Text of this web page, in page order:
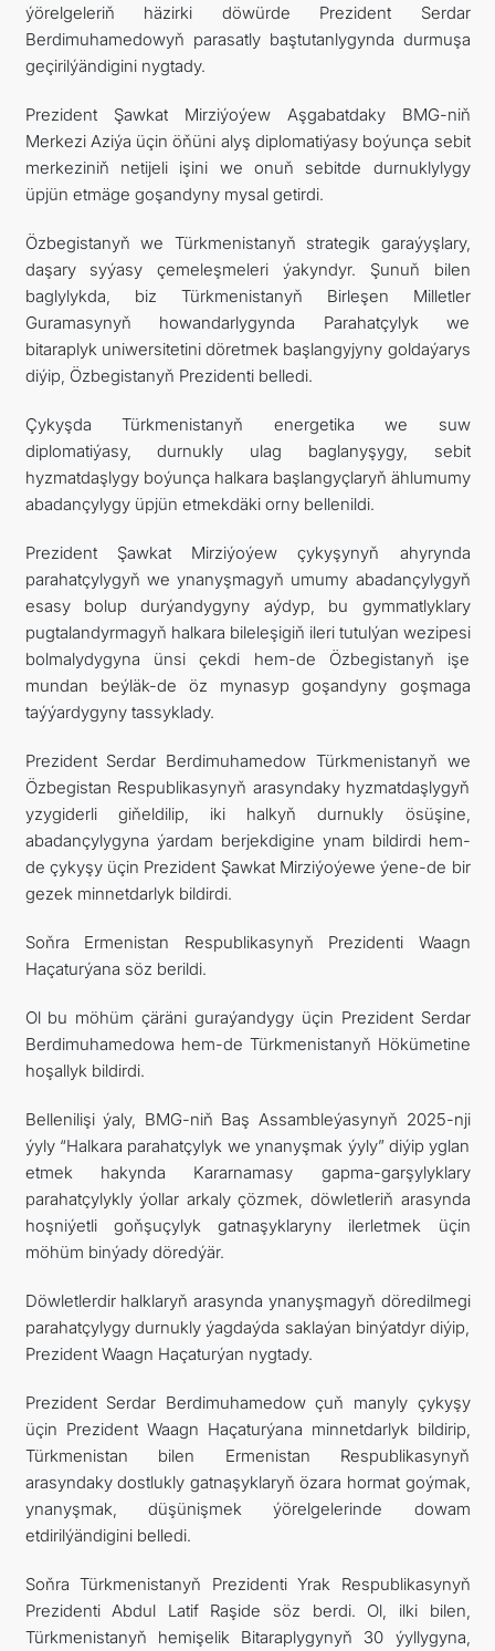
ýörelgeleriň häzirki döwürde Prezident Serdar
Berdimuhamedowyň parasatly baştutanlygynda durmuşa
geçirilýändigini nygtady.
Prezident Şawkat Mirziýoýew Aşgabatdaky BMG-niň
Merkezi Aziýa üçin öňüni alyş diplomatiýasy boýunça sebit
merkeziniň netijeli işini we onuň sebitde durnuklylygy
üpjün etmäge goşandyny mysal getirdi.
Özbegistanyň we Türkmenistanyň strategik garaýyşlary,
daşary syýasy çemeleşmeleri ýakyndyr. Şunuň bilen
baglylykda, biz Türkmenistanyň Birleşen Milletler
Guramasynyň howandarlygynda Parahatçylyk we
bitaraplyk uniwersitetini döretmek başlangyjyny goldaýarys
diýip, Özbegistanyň Prezidenti belledi.
Çykyşda Türkmenistanyň energetika we suw
diplomatiýasy, durnukly ulag baglanyşygy, sebit
hyzmatdaşlygy boýunça halkara başlangyçlaryň ählumumy
abadançylygy üpjün etmekdäki orny bellenildi.
Prezident Şawkat Mirziýoýew çykyşynyň ahyrynda
parahatçylygyň we ynanyşmagyň umumy abadançylygyň
esasy bolup durýandygyny aýdyp, bu gymmatlyklary
pugtalandyrmagyň halkara bileleşigiň ileri tutulýan wezipesi
bolmalydygyna ünsi çekdi hem-de Özbegistanyň işe
mundan beýläk-de öz mynasyp goşandyny goşmaga
taýýardygyny tassyklady.
Prezident Serdar Berdimuhamedow Türkmenistanyň we
Özbegistan Respublikasynyň arasyndaky hyzmatdaşlygyň
yzygiderli giňeldilip, iki halkyň durnukly ösüşine,
abadançylygyna ýardam berjekdigine ynam bildirdi hem-
de çykyşy üçin Prezident Şawkat Mirziýoýewe ýene-de bir
gezek minnetdarlyk bildirdi.
Soňra Ermenistan Respublikasynyň Prezidenti Waagn
Haçaturýana söz berildi.
Ol bu möhüm çäräni guraýandygy üçin Prezident Serdar
Berdimuhamedowa hem-de Türkmenistanyň Hökümetine
hoşallyk bildirdi.
Bellenilişi ýaly, BMG-niň Baş Assambleýasynyň 2025-nji
ýyly “Halkara parahatçylyk we ynanyşmak ýyly” diýip yglan
etmek hakynda Kararnamasy gapma-garşylyklary
parahatçylykly ýollar arkaly çözmek, döwletleriň arasynda
hoşniýetli goňşuçylyk gatnaşyklaryny ilerletmek üçin
möhüm binýady döredýär.
Döwletlerdir halklaryň arasynda ynanyşmagyň döredilmegi
parahatçylygy durnukly ýagdaýda saklaýan binýatdyr diýip,
Prezident Waagn Haçaturýan nygtady.
Prezident Serdar Berdimuhamedow çuň manyly çykyşy
üçin Prezident Waagn Haçaturýana minnetdarlyk bildirip,
Türkmenistan bilen Ermenistan Respublikasynyň
arasyndaky dostlukly gatnaşyklaryň özara hormat goýmak,
ynanyşmak, düşünişmek ýörelgelerinde dowam
etdirilýändigini belledi.
Soňra Türkmenistanyň Prezidenti Yrak Respublikasynyň
Prezidenti Abdul Latif Raşide söz berdi. Ol, ilki bilen,
Türkmenistanyň hemişelik Bitaraplygynyň 30 ýyllygyna,